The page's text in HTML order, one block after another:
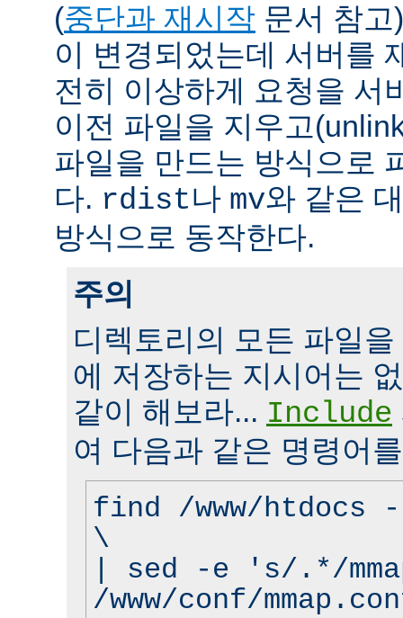
(중단과 재시작 문서 참
이 변경되었는데 서버를
전히 이상하게 요청을 서
이전 파일을 지우고
파일을 만드는 방식으로
다. rdist나 mv와 같은
방식으로 동작한다.
주의
디렉토리의 모든 파일
에 저장하는 지시어는
같이 해보라... Include
여 다음과 같은 명령어
find /www/
\
| sed -e 's/.*/
/www/conf/